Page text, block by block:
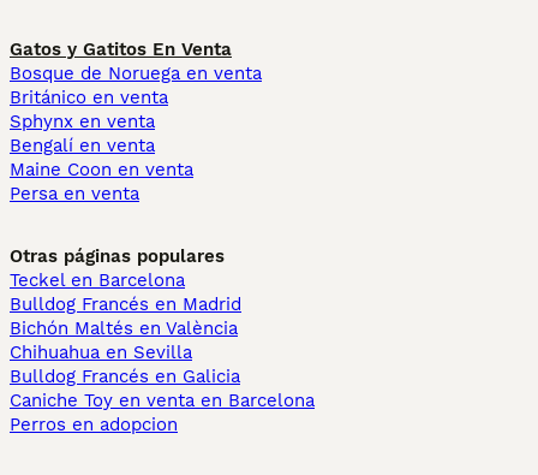
Gatos y Gatitos En Venta
Bosque de Noruega en venta
Británico en venta
Sphynx en venta
Bengalí en venta
Maine Coon en venta
Persa en venta
Otras páginas populares
Teckel en Barcelona
Bulldog Francés en Madrid
Bichón Maltés en València
Chihuahua en Sevilla
Bulldog Francés en Galicia
Caniche Toy en venta en Barcelona
Perros en adopcion